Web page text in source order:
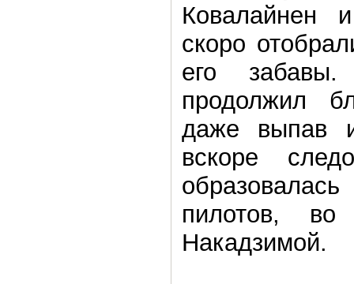
Ковалайнен
скоро
его
продолжил
даже выпав
вскоре
пилотов,
Накадзимой.